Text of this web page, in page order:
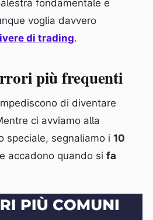
fondamentale e
voglia davvero
di trading.
più frequenti
di diventare
ci avviamo alla
speciale, segnaliamo i 10
accadono quando si fa